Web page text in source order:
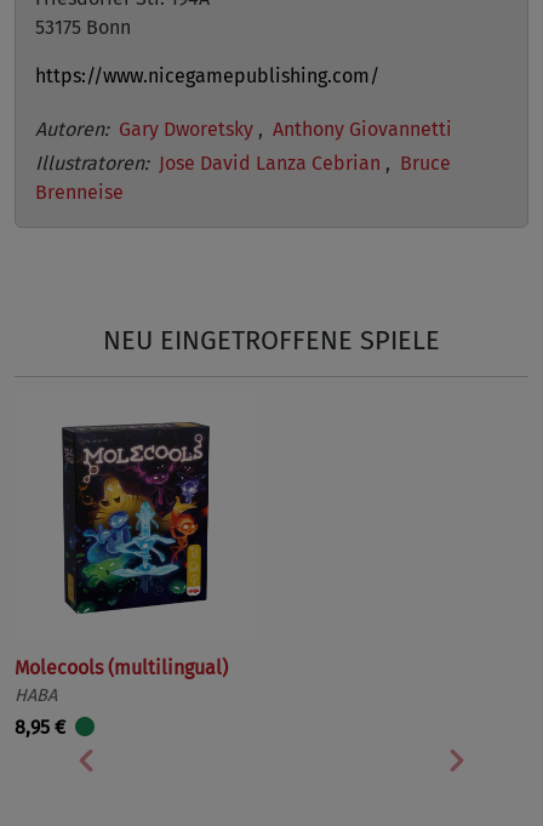
53175 Bonn
https://www.nicegamepublishing.com/
Autoren: Gary Dworetsky , Anthony Giovannetti
Illustratoren: Jose David Lanza Cebrian , Bruce
Brenneise
NEU EINGETROFFENE SPIELE
Molecools (multilingual)
HABA
8,95 €
Vorherige